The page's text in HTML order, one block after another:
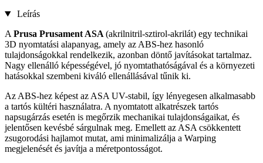
Leírás
A Prusa Prusament ASA (akrilnitril-sztirol-akrilát) egy technikai
3D nyomtatási alapanyag, amely az ABS-hez hasonló
tulajdonságokkal rendelkezik, azonban döntő javításokat tartalmaz.
Nagy ellenálló képességével, jó nyomtathatóságával és a környezeti
hatásokkal szembeni kiváló ellenállásával tűnik ki.
Az ABS-hez képest az ASA UV-stabil, így lényegesen alkalmasabb
a tartós kültéri használatra. A nyomtatott alkatrészek tartós
napsugárzás esetén is megőrzik mechanikai tulajdonságaikat, és
jelentősen kevésbé sárgulnak meg. Emellett az ASA csökkentett
zsugorodási hajlamot mutat, ami minimalizálja a Warping
megjelenését és javítja a méretpontosságot.